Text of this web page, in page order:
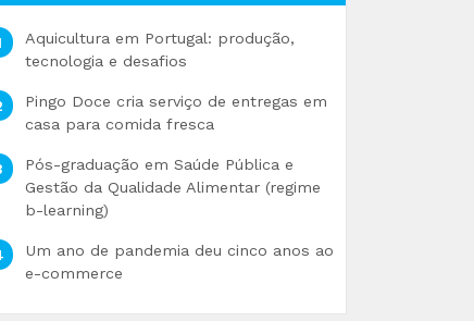
Aquicultura em Portugal: produção,
tecnologia e desafios
Pingo Doce cria serviço de entregas em
casa para comida fresca
Pós-graduação em Saúde Pública e
Gestão da Qualidade Alimentar (regime
b-learning)
Um ano de pandemia deu cinco anos ao
e-commerce